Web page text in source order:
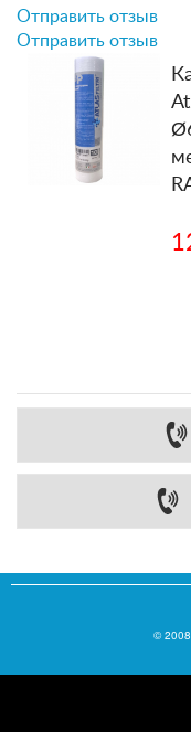
Отправить отзыв
Отправить отзыв
©